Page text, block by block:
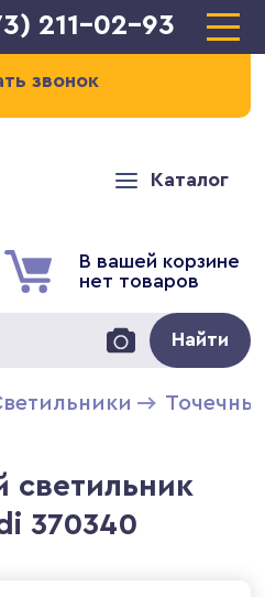
211-02-93
звонок
Каталог
В вашей корзине
нет товаров
Найти
светильник
370340